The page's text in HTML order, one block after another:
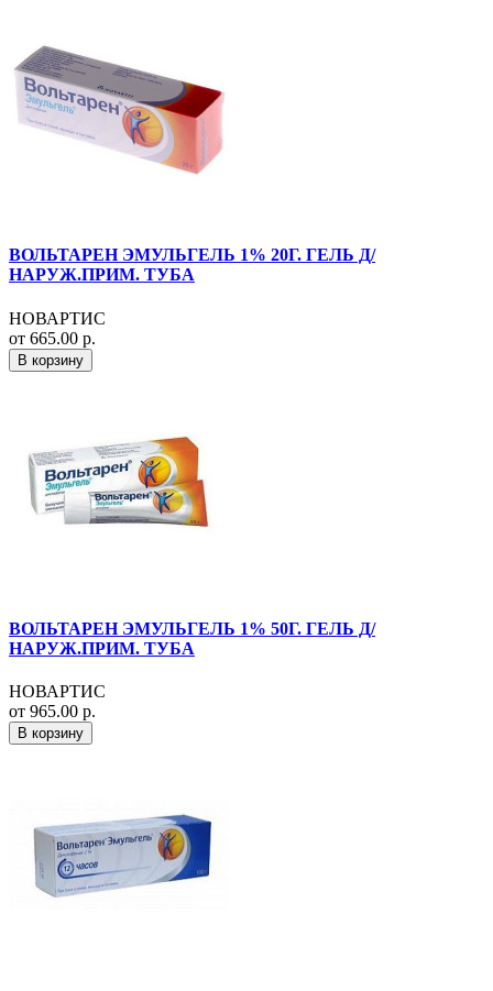
ВОЛЬТАРЕН ЭМУЛЬГЕЛЬ 1% 20Г. ГЕЛЬ Д/
НАРУЖ.ПРИМ. ТУБА
НОВАРТИС
от 665.00 р.
В корзину
ВОЛЬТАРЕН ЭМУЛЬГЕЛЬ 1% 50Г. ГЕЛЬ Д/
НАРУЖ.ПРИМ. ТУБА
НОВАРТИС
от 965.00 р.
В корзину